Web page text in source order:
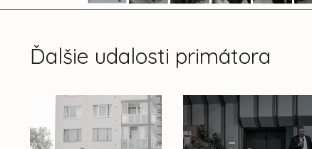
Ďalšie udalosti primátora